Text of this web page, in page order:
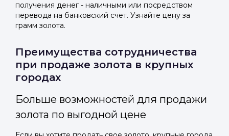
получения денег - наличными или посредством
перевода на банковский счет. Узнайте цену за
грамм золота.
Преимущества сотрудничества
при продаже золота в крупных
городах
Больше возможностей для продажи
золота по выгодной цене